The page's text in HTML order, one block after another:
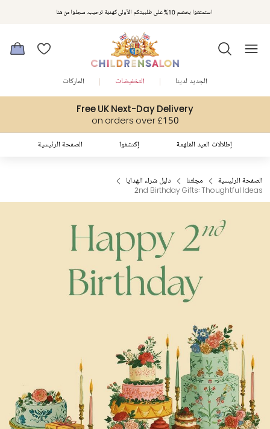
استمتعوا بخصم 10% على طلبيتكم الأولى كهدية ترحيب. سجلوا من هنا
Free UK Next-Day Delivery
on orders over £150
الجديد لدينا التخفيضات الماركات
الصفحة الرئيسية إكتشفوا إطلالات العيد المُلهمة
الصفحة الرئيسية مجلتنا
دليل شراء الهدايا
2nd Birthday Gifts: Thoughtful Ideas